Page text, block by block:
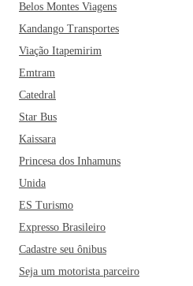
Belos Montes Viagens
Kandango Transportes
Viação Itapemirim
Emtram
Catedral
Star Bus
Kaissara
Princesa dos Inhamuns
Unida
ES Turismo
Expresso Brasileiro
Cadastre seu ônibus
Seja um motorista parceiro